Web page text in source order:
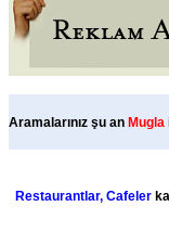
Aramalarınız şu an Mugla
Restaurantlar, Cafeler